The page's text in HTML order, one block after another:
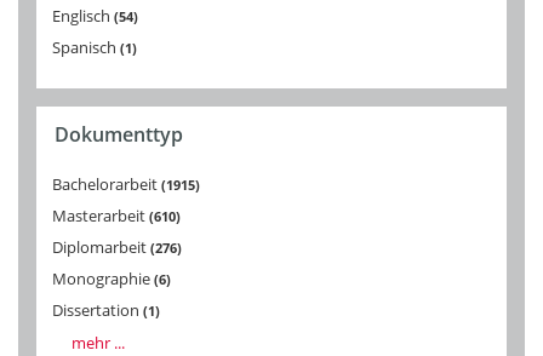
Englisch 54
Spanisch 1
Dokumenttyp
Bachelorarbeit 1915
Masterarbeit 610
Diplomarbeit 276
Monographie 6
Dissertation 1
mehr ...